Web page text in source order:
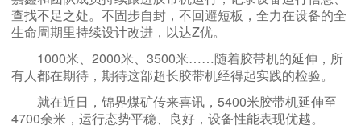
查找不足之处。不固步自封，不回避短板，全力在设备的全
生命周期里持续设计改进，以达Z优。
1000米、2000米、3500米……随着胶带机的延伸，所
有人都在期待，期待这部超长胶带机经得起实践的检验。
就在近日，锦界煤矿传来喜讯，5400米胶带机延伸至
4700余米，运行态势平稳、良好，设备性能表现优越。